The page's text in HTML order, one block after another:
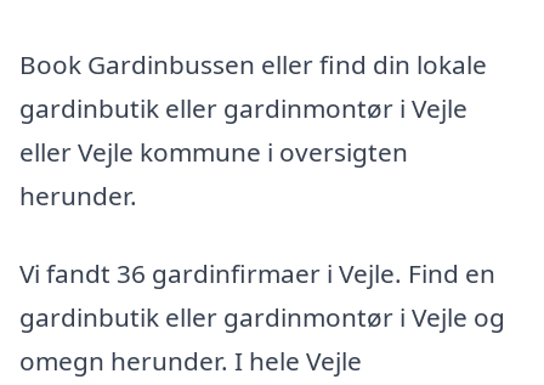
Book Gardinbussen eller find din lokale
gardinbutik eller gardinmontør i Vejle
eller Vejle kommune i oversigten
herunder.
Vi fandt 36 gardinfirmaer i Vejle. Find en
gardinbutik eller gardinmontør i Vejle og
omegn herunder. I hele Vejle